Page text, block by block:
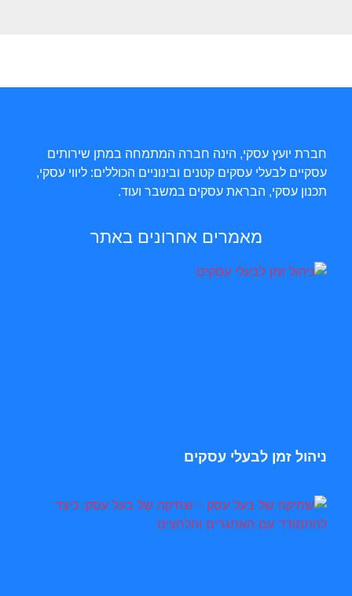
חברת יועץ עסקי, הינה חברה המתמחה במתן שירותים
עסקיים לבעלי עסקים קטנים ובינוניים הכוללים: ליווי עסקי,
תכנון עסקי, הבראת עסקים במשבר ועוד.
מאמרים אחרונים באתר
ניהול זמן לבעלי עסקים